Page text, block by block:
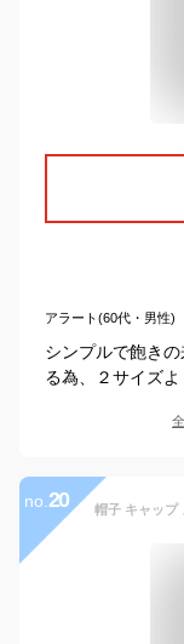
アラート(60代・男性)
シンプルで飽き
る為、２サイズよ
no. 20